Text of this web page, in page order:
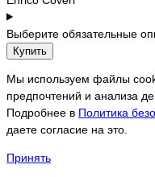
Выберите обязательные
Купить
Мы используем файлы
предпочтений и анализа
Подробнее в Политика
даете согласие на это.
Принять